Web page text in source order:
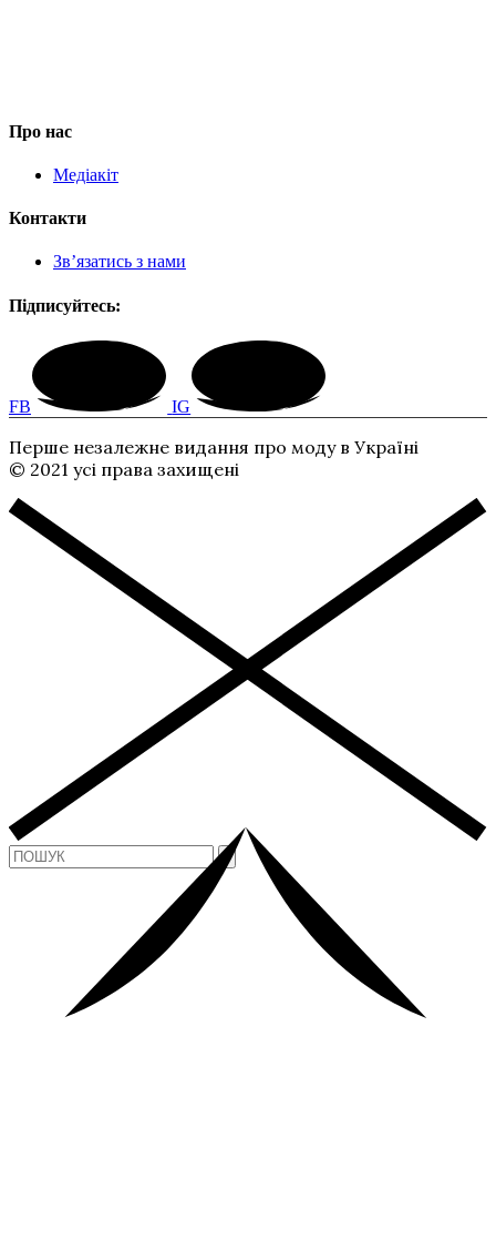
Про нас
Медіакіт
Контакти
Зв’язатись з нами
Підписуйтесь:
FB IG
Перше незалежне видання про моду в Україні
© 2021 усі права захищені